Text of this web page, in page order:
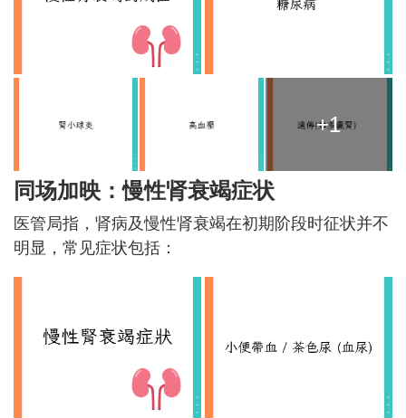
+1
同场加映：慢性肾衰竭症状
医管局指，肾病及慢性肾衰竭在初期阶段时征状并不
明显，常见症状包括：